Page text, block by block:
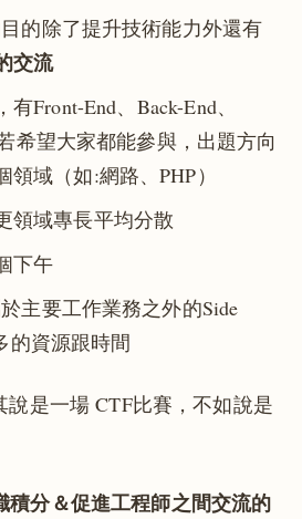
的除了提升技術能力外還有
交流
Front-End、Back-End、
希望大家都能參與，出題方向
域（如:網路、PHP）
領域專長平均分散
下午
主要工作業務之外的Side
的資源跟時間
是一場 CTF比賽，不如說是
積分＆促進工程師之間交流的